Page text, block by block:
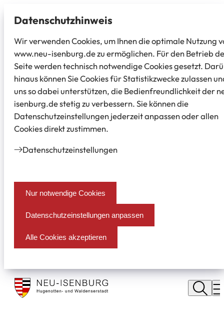
Datenschutz­hinweis
Wir verwenden Cookies, um Ihnen die optimale Nutzung
www.neu-isenburg.de zu ermöglichen. Für den Betrieb
Seite werden technisch notwendige Cookies gesetzt.
hinaus können Sie Cookies für Statistikzwecke zulassen
uns so dabei unterstützen, die Bedienfreundlichkeit der
isenburg.de stetig zu verbessern. Sie können die
Datenschutzeinstellungen jederzeit anpassen oder allen
Cookies direkt zustimmen.
Datenschutz­einstellungen
Nur notwendige Cookies
Datenschutzeinstellungen anpassen
Alle Cookies akzeptieren
Stadt
Neu
Isenburg